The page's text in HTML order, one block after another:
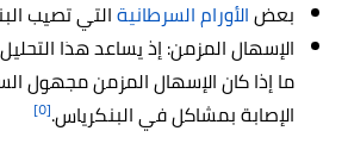
بعضالأورام السرطانيةالتي تصيب
الإسهال المزمن: إذ يساعد هذا
ما إذا كان الإسهال المزمن مجهول
الإصابة بمشاكل في البنكرياس.[٥]